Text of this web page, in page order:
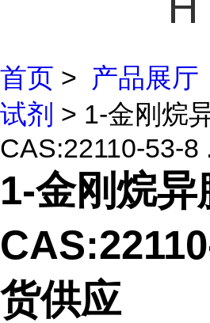
首页 > 产品展厅
试剂 > 1-金刚烷
CAS:22110-53-8
1-金刚烷异
货供应